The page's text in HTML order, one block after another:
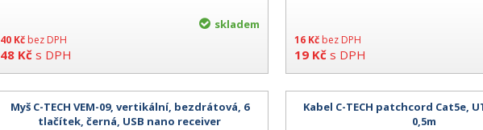
40 Kč bez DPH
48 Kč s DPH
skladem
16 Kč bez DPH
19 Kč s DPH
Myš C-TECH VEM-09, vertikální, bezdrátová, 6
tlačítek, černá, USB nano receiver
Kabel C-TECH patchcord Cat5e,
0,5m